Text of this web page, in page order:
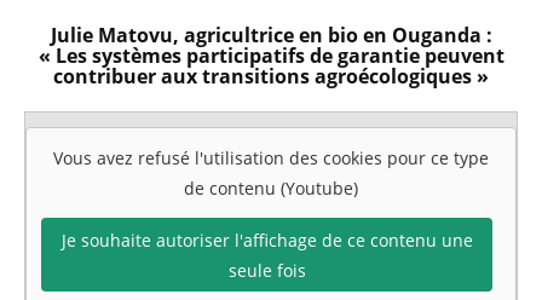
Julie Matovu, agricultrice en bio en Ouganda :
« Les systèmes participatifs de garantie peuvent
contribuer aux transitions agroécologiques »
Vous avez refusé l'utilisation des cookies pour ce type
de contenu (Youtube)
Je souhaite autoriser l'affichage de ce contenu une
seule fois